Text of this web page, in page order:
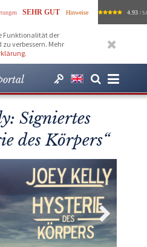
SEHR GUT Hinweise 4.93 /
Funktionalität der
verbessern. Mehr
.
Signiertes
des Körpers“